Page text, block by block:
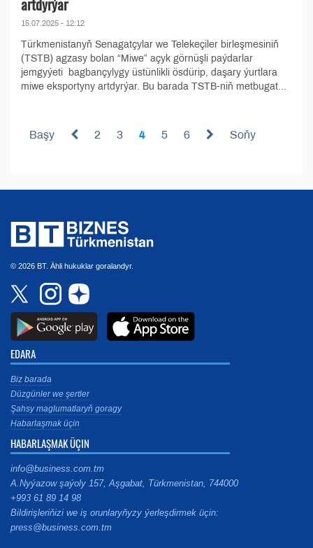
15.07.2025 - 12:12
Türkmenistanyň Senagatçylar we Telekeçiler birleşmesiniň
(TSTB) agzasy bolan “Miwe” açyk görnüşli paýdarlar
jemgyýeti bagbançylygy üstünlikli ösdürip, daşary ýurtlara
miwe eksportyny artdyrýar. Bu barada TSTB-niň metbugat...
Başy 2 3 4 5 6 Soňy
© 2026 BT. Ähli hukuklar goralandyr.
EDARA
Biz barada
Düzgünler we şertler
Şahsy maglumatlaryň goragy
Habarlaşmak üçin
HABARLAŞMAK ÜÇIN
info@business.com.tm
A.Nyýazow şaýoly 157, Aşgabat, Türkmenistan, 744000
+993 61 89 14 98
Bildirişleriňizi we iş orunlaryňyzy ýerleşdirmek üçin:
press@business.com.tm